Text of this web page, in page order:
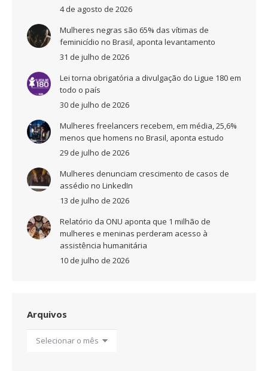
4 de agosto de 2026
Mulheres negras são 65% das vítimas de
feminicídio no Brasil, aponta levantamento
31 de julho de 2026
Lei torna obrigatória a divulgação do Ligue 180 em
todo o país
30 de julho de 2026
Mulheres freelancers recebem, em média, 25,6%
menos que homens no Brasil, aponta estudo
29 de julho de 2026
Mulheres denunciam crescimento de casos de
assédio no LinkedIn
13 de julho de 2026
Relatório da ONU aponta que 1 milhão de
mulheres e meninas perderam acesso à
assistência humanitária
10 de julho de 2026
Arquivos